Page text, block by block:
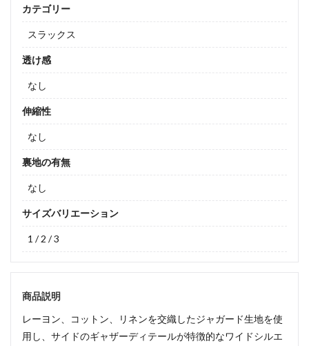
カテゴリー
スラックス
透け感
なし
伸縮性
なし
裏地の有無
なし
サイズバリエーション
1 / 2 / 3
商品説明
レーヨン、コットン、リネンを交織したジャガード生地を使
用し、サイドのギャザーディテールが特徴的なワイドシルエ